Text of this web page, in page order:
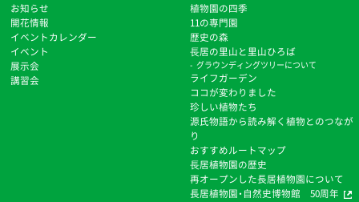
お知らせ
開花情報
イベントカレンダー
イベント
展示会
講習会
植物園の四季
11の専門園
歴史の森
⻑居の里山と里山ひろば
グラウンディングツリーについて
ライフガーデン
ココが変わりました
珍しい植物たち
源氏物語から読み解く植物とのつなが
り
おすすめルートマップ
⻑居植物園の歴史
再オープンした長居植物園について
長居植物園・自然史博物館 50周年